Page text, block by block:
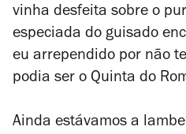
vinha desfeita sobre o
especiada do guisado
eu arrependido por não
podia ser o Quinta do
Ainda estávamos a